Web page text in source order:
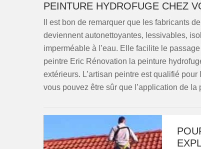
PEINTURE HYDROFUGE CHEZ
Il est bon de remarquer que les fabricants
deviennent autonettoyantes, lessivables,
imperméable à l’eau. Elle facilite le
peintre Eric Rénovation la peinture
extérieurs. L’artisan peintre est qualifié
vous pouvez être sûr que l’application de